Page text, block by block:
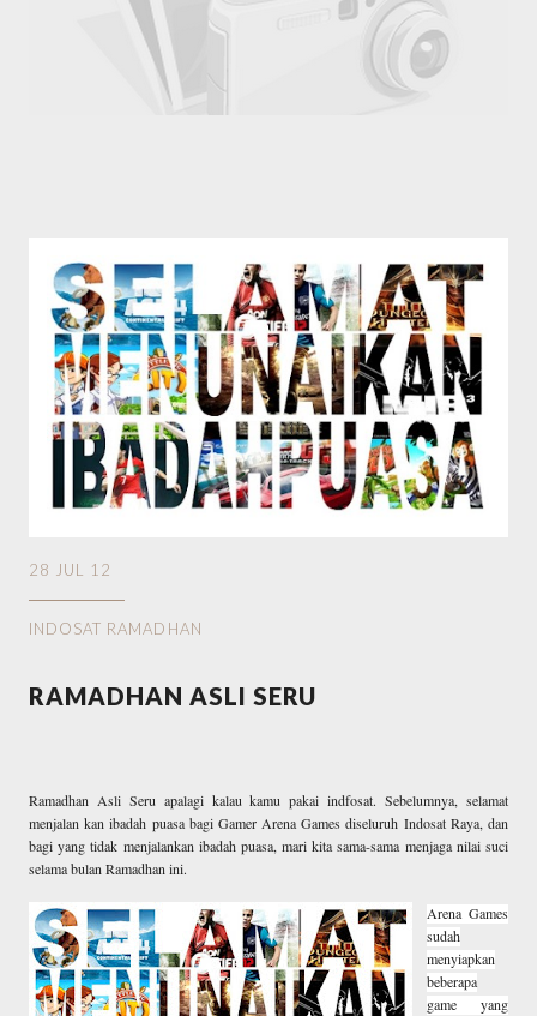
28 JUL 12
INDOSAT RAMADHAN
RAMADHAN ASLI SERU
Ramadhan Asli Seru apalagi kalau kamu pakai indfosat. Sebelumnya, selamat
menjalan kan ibadah puasa bagi Gamer Arena Games diseluruh Indosat Raya, dan
bagi yang tidak menjalankan ibadah puasa, mari kita sama-sama menjaga nilai suci
selama bulan Ramadhan ini.
Arena Games
sudah
menyiapkan
beberapa
game yang